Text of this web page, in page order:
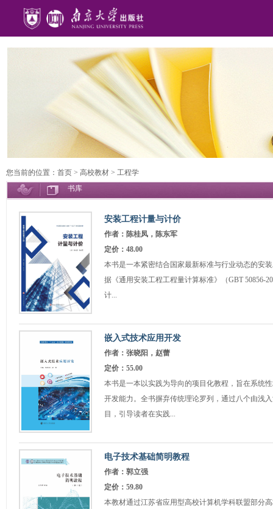
您当前的位置： 首页 > 高校教材 > 工程学
书库
安装工程计量与计价
作者：陈桂凤，陈东军
定价：48.00
本书是一本紧密结合国家最新标准与行业动态的安
据《通用安装工程工程量计算标准》（GBT 50856-
计...
嵌入式技术应用开发
作者：张晓阳，赵蕾
定价：55.00
本书是一本以实践为导向的项目化教程，旨在系统
开发能力。全书摒弃传统理论罗列，通过八个由浅
目，引导读者在实践...
电子技术基础简明教程
作者：郭立强
定价：59.80
本教材通过江苏省应用型高校计算机学科联盟部分